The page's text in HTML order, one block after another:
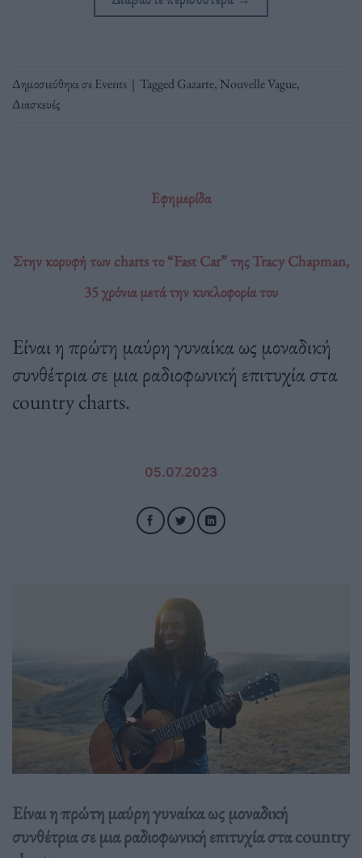
Δημοσιεύθηκε σεEvents | TaggedGazarte, Nouvelle Vague,
Διασκευές
Εφημερίδα
Στην κορυφή των charts το “Fast Car” της Tracy Chapman,
35 χρόνια μετά την κυκλοφορία του
Είναι η πρώτη μαύρη γυναίκα ως μοναδική
συνθέτρια σε μια ραδιοφωνική επιτυχία στα
country charts.
05.07.2023
Είναι η πρώτη μαύρη γυναίκα ως μοναδική
συνθέτρια σε μια ραδιοφωνική επιτυχία στα country